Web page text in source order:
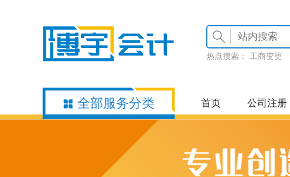
热点搜索： 工商变更
全部服务分类 首页 公司注册